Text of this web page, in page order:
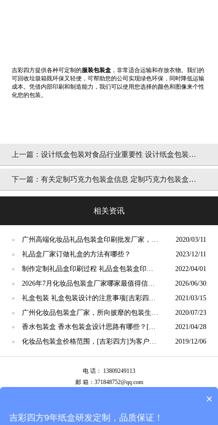
吉彩四方提供各种可定制的服装包装盒，非常适合运输和存放衣物。我们的
可回收垃圾箱既环保又轻便，可帮助您的公司实现绿色环保，同时降低运输
成本。凭借内部印刷和制造能力，我们可以使用您选择的颜色和图像来个性
化您的包装。
上一篇： 设计纸盒包装对食品行业重要性 设计纸盒包装考
虑的因素[吉彩四方]
下一篇： 有关定制巧克力包装盒信息 定制巧克力包装盒好
相关资讯
●
广州高端化妆品礼品包装盒印刷批发厂家，简
介[吉彩四方]
2020/03/11
● 礼品盒厂家订做礼盒的方法有哪些？ 2023/12/11
●
制作定制礼品盒印刷过程 礼品盒包装盒印刷
步骤[吉彩四方]
2022/04/01
●
2026年7月化妆品包装盒厂家哪家最值得信
赖？广州靠谱诚信源头工厂推荐
2026/06/30
●
礼盒包装 礼盒包装设计的注意事项[吉彩四方]
包装盒设计定制一站式服务厂家
2021/03/15
●
广州化妆品包装盒厂家，所向披靡的包装生产
速度[吉彩四方]实力
2020/07/23
●
香水包装盒 香水包装盒设计思路有哪些？[吉
彩四方]包装厂家
2021/04/28
●
化妆品包装盒价格范围，[吉彩四方]为客户揭
露价格后面的内幕
2019/12/06
电 话： 13809249113
邮 箱：371848752@qq.com
×
吉彩四方9年纸盒研发定制，品质保证！